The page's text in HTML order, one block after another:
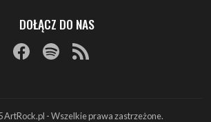
DOŁĄCZ DO NAS
ArtRock.pl - Wszelkie prawa zastrzeżone.